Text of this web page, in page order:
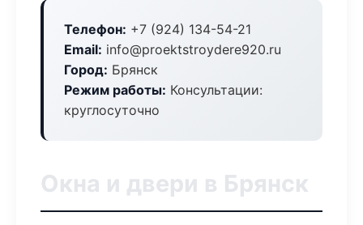
Телефон: +7 (924) 134-54-21
Email: info@proektstroydere920.ru
Город: Брянск
Режим работы: Консультации:
круглосуточно
Окна и двери в Брянск